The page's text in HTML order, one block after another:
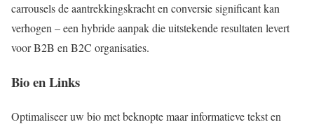
carrousels de aantrekkingskracht en conversie significant kan
verhogen – een hybride aanpak die uitstekende resultaten levert
voor B2B en B2C organisaties.
Bio en Links
Optimaliseer uw bio met beknopte maar informatieve tekst en